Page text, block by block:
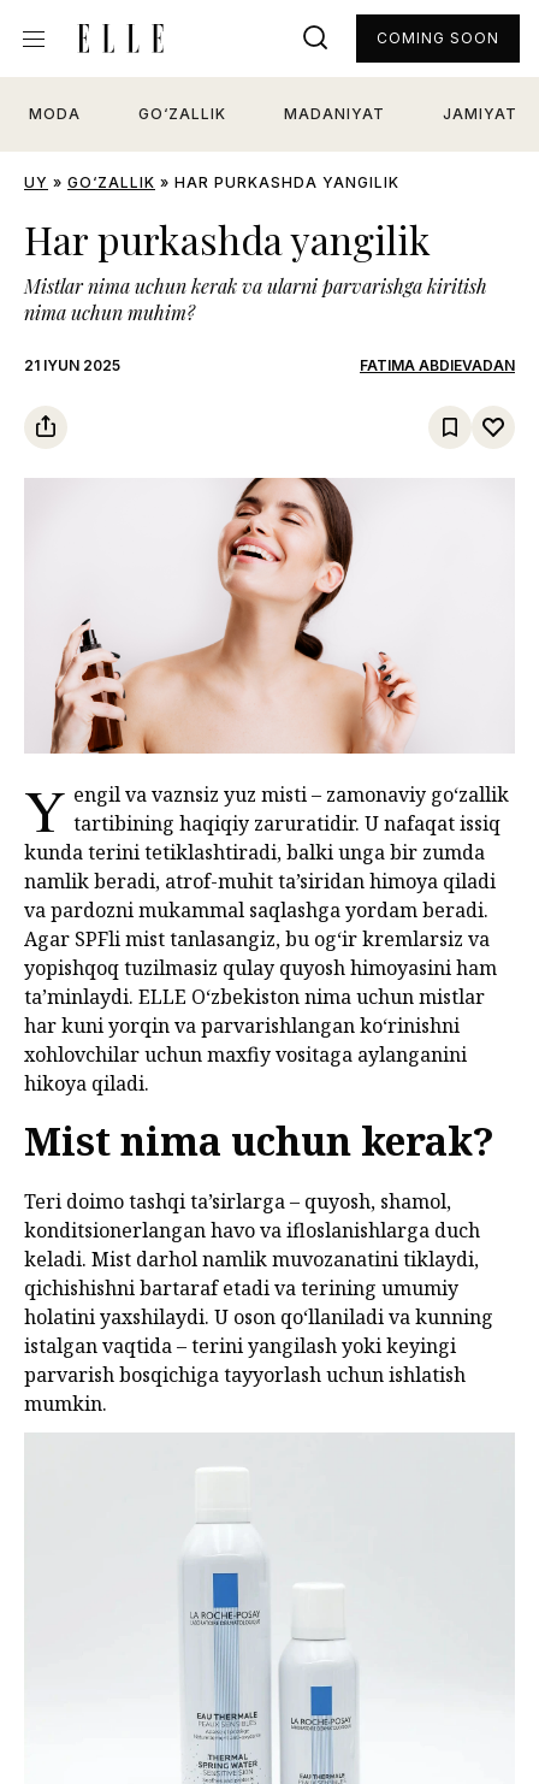
MODA GO‘ZALLIK MADANIYAT JAMIYAT
COMING SOON
UY » GO‘ZALLIK » HAR PURKASHDA YANGILIK
Har purkashda yangilik
Mistlar nima uchun kerak va ularni parvarishga kiritish
nima uchun muhim?
21 IYUN 2025 FATIMA ABDIEVADAN
Y engil va vaznsiz yuz misti – zamonaviy go‘zallik
tartibining haqiqiy zaruratidir. U nafaqat issiq
kunda terini tetiklashtiradi, balki unga bir zumda
namlik beradi, atrof-muhit ta’siridan himoya qiladi
va pardozni mukammal saqlashga yordam beradi.
Agar SPFli mist tanlasangiz, bu og‘ir kremlarsiz va
yopishqoq tuzilmasiz qulay quyosh himoyasini ham
ta’minlaydi. ELLE O‘zbekiston nima uchun mistlar
har kuni yorqin va parvarishlangan ko‘rinishni
xohlovchilar uchun maxfiy vositaga aylanganini
hikoya qiladi.
Mist nima uchun kerak?
Teri doimo tashqi ta’sirlarga – quyosh, shamol,
konditsionerlangan havo va ifloslanishlarga duch
keladi. Mist darhol namlik muvozanatini tiklaydi,
qichishishni bartaraf etadi va terining umumiy
holatini yaxshilaydi. U oson qo‘llaniladi va kunning
istalgan vaqtida – terini yangilash yoki keyingi
parvarish bosqichiga tayyorlash uchun ishlatish
mumkin.